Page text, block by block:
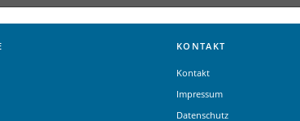
KONTAKT
Kontakt
Impressum
Datenschutz